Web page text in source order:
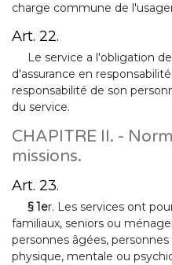
charge commune de
Art. 22.
Le service a l'obligation
d'assurance en
responsabilité de son
du service.
CHAPITRE II. -
missions.
Art. 23.
§ 1er. Les services ont
familiaux, seniors ou
personnes âgées,
physique, mentale ou